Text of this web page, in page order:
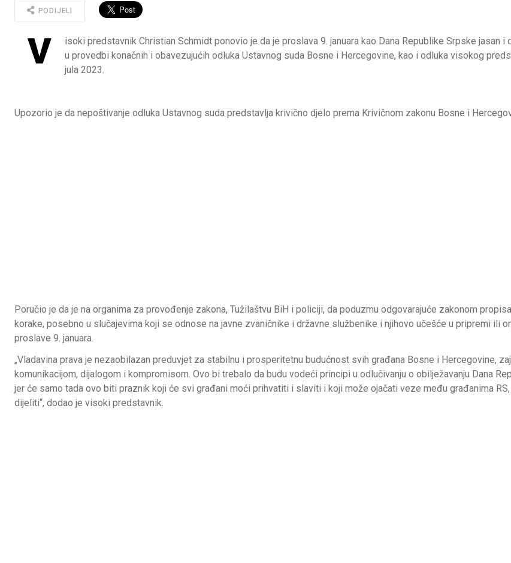
PODIJELI
V
isoki predstavnik Christian Schmidt ponovio je da je proslava 9. januara kao Dana Republike Srpske jasan i
u provedbi konačnih i obavezujućih odluka Ustavnog suda Bosne i Hercegovine, kao i odluka visokog
jula 2023.
Upozorio je da nepoštivanje odluka Ustavnog suda predstavlja krivično djelo prema Krivičnom zakonu Bosne i
Poručio je da je na organima za provođenje zakona, Tužilaštvu BiH i policiji, da poduzmu odgovarajuće zakonom
korake, posebno u slučajevima koji se odnose na javne zvaničnike i državne službenike i njihovo učešće u pripremi ili
proslave 9. januara.
„Vladavina prava je nezaobilazan preduvjet za stabilnu i prosperitetnu budućnost svih građana Bosne i Hercegovine,
komunikacijom, dijalogom i kompromisom. Ovo bi trebalo da budu vodeći principi u odlučivanju o obilježavanju Dana
jer će samo tada ovo biti praznik koji će svi građani moći prihvatiti i slaviti i koji može ojačati veze među građanima RS,
dijeliti“, dodao je visoki predstavnik.